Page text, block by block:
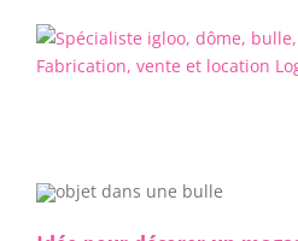
contenu